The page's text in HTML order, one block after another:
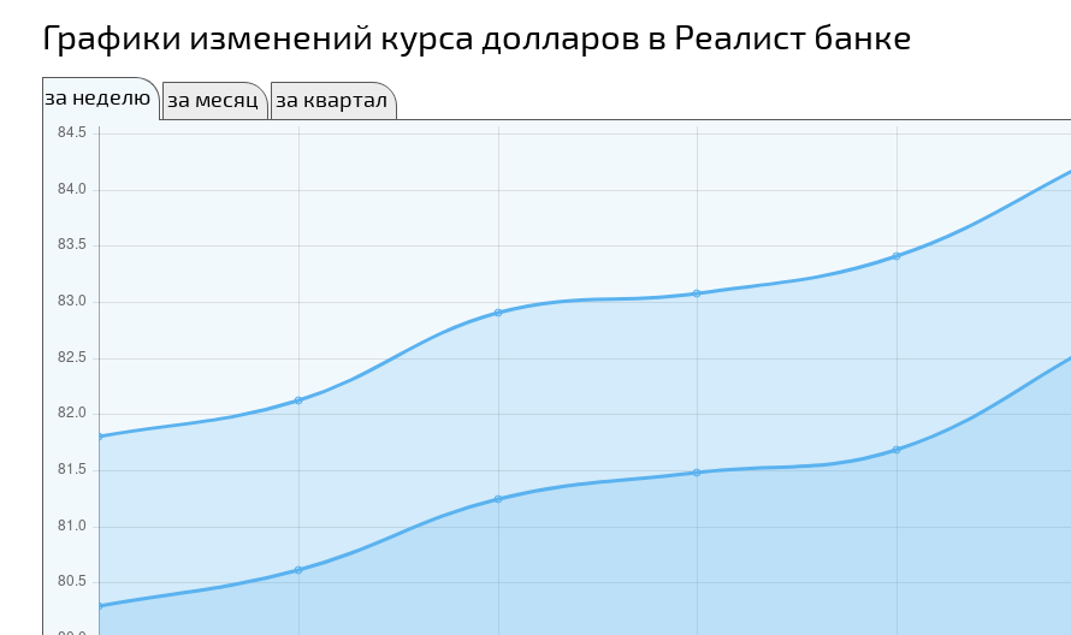
Графики изменений курса долларов в Реалист банке
за неделю за месяц за квартал